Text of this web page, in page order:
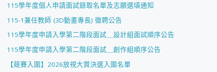
115學年度個人申請面試錄取名單及志願選填通知
115-1兼任教師 (3D動畫專長) 徵聘公告
115學年度申請入學第二階段面試＿設計組面試順序公告
115學年度申請入學第二階段面試＿創作組順序公告
【競賽入圍】2026放視大賞決選入圍名單